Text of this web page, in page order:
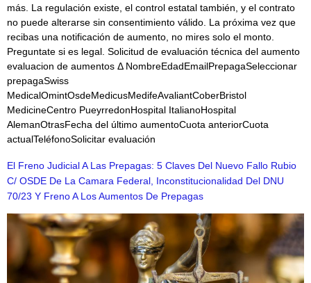
más. La regulación existe, el control estatal también, y el contrato
no puede alterarse sin consentimiento válido. La próxima vez que
recibas una notificación de aumento, no mires solo el monto.
Preguntate si es legal. Solicitud de evaluación técnica del aumento
evaluacion de aumentos Δ NombreEdadEmailPrepagaSeleccionar
prepagaSwiss
MedicalOmintOsdeMedicusMedifeAvaliantCoberBristol
MedicineCentro PueyrredonHospital ItalianoHospital
AlemanOtrasFecha del último aumentoCuota anteriorCuota
actualTeléfonoSolicitar evaluación
El Freno Judicial A Las Prepagas: 5 Claves Del Nuevo Fallo Rubio
C/ OSDE De La Camara Federal, Inconstitucionalidad Del DNU
70/23 Y Freno A Los Aumentos De Prepagas